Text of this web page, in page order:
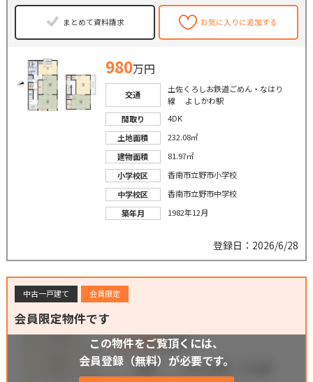
まとめて資料請求 お気に入りに追加する
980万円
交通
土佐くろしお鉄道ごめん・なはり
線 よしかわ駅
間取り
4DK
土地面積
232.08㎡
建物面積
81.97㎡
小学校区
香南市立野市小学校
中学校区
香南市立野市中学校
築年月
1982年12月
登録日：2026/6/28
中古一戸建て 会員限定
会員限定物件です
この物件をご覧頂くには、
会員登録（無料）が必要です。